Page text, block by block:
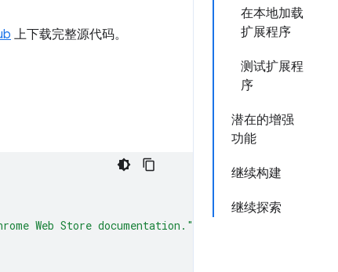
在本地加载
扩展程序
测试扩展程
序
潜在的增强
功能
继续构建
继续探索
上下载完整源代码。
Web Store documentation."